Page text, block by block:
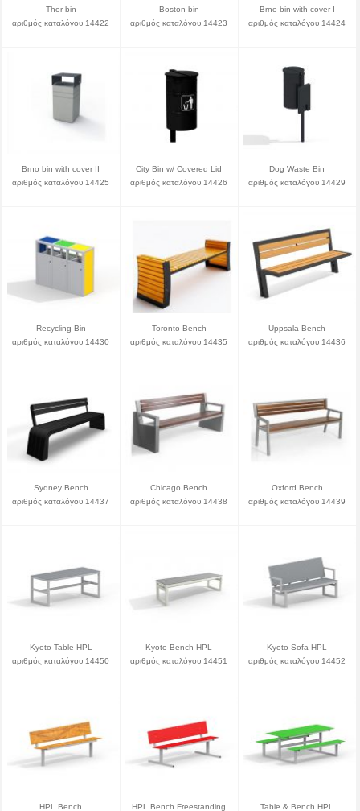
Thor bin
αριθμός καταλόγου 14422
Boston bin
αριθμός καταλόγου 14423
Brno bin with cover I
αριθμός καταλόγου 14424
Brno bin with cover II
αριθμός καταλόγου 14425
City Bin w/ Covered Lid
αριθμός καταλόγου 14426
Dog Waste Bin
αριθμός καταλόγου 14429
Recycling Bin
αριθμός καταλόγου 14430
Toronto Bench
αριθμός καταλόγου 14435
Uppsala Bench
αριθμός καταλόγου 14436
Sydney Bench
αριθμός καταλόγου 14437
Chicago Bench
αριθμός καταλόγου 14438
Oxford Bench
αριθμός καταλόγου 14439
Kyoto Table HPL
αριθμός καταλόγου 14450
Kyoto Bench HPL
αριθμός καταλόγου 14451
Kyoto Sofa HPL
αριθμός καταλόγου 14452
HPL Bench
HPL Bench Freestanding
Table & Bench HPL